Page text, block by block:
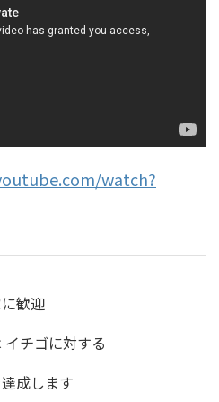
watch?
歓迎
チゴに対する
成します